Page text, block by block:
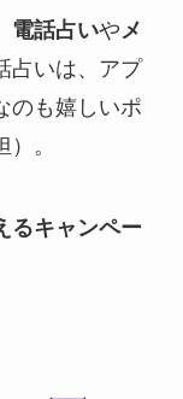
電話占いや メ
占いは、アプ
のも嬉しいポ
。
るキャンペー